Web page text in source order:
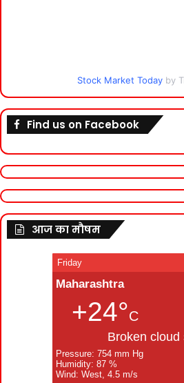
Stock Market Today by
Find us on Facebook
आज का मौषम
Friday
Maharashtra
+24°C
Broken cloud
Pressure: 754 mm Hg
Humidity: 87 %
Wind: West, 4.5 m/s